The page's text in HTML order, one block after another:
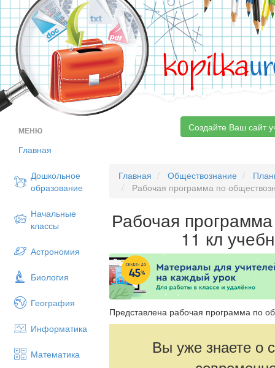
kopilka
МЕНЮ
Главная
Дошкольное
образование
Начальные
классы
Астрономия
Биология
География
Информатика
Математика
Создайте Ваш сайт
Главная Обществознание
Рабочая программа по
Рабочая
11 кл
Представлена рабочая программа по
Вы уже знаете о